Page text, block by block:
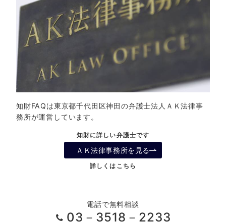
知財FAQは東京都千代田区神田の弁護士法人ＡＫ法律事
務所が運営しています。
知財に詳しい弁護士です
ＡＫ法律事務所を見る
詳しくはこちら
電話で無料相談
03－3518－2233